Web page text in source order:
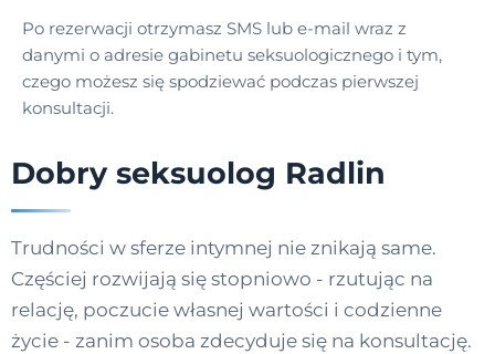
Po rezerwacji otrzymasz SMS lub e-mail wraz z
danymi o adresie gabinetu seksuologicznego i tym,
czego możesz się spodziewać podczas pierwszej
konsultacji.
Dobry seksuolog Radlin
Trudności w sferze intymnej nie znikają same.
Częściej rozwijają się stopniowo - rzutując na
relację, poczucie własnej wartości i codzienne
życie - zanim osoba zdecyduje się na konsultację.